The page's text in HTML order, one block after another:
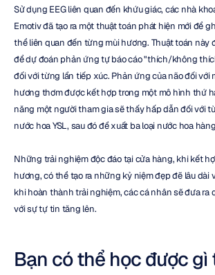
Sử dụng EEG liên quan đến khứu giác, các nhà
Emotiv đã tạo ra một thuật toán phát hiện mới để
thể liên quan đến từng mùi hương. Thuật toán này
để dự đoán phản ứng tự báo cáo "thích/không
đối với từng lần tiếp xúc. Phản ứng của não đối với
hương thơm được kết hợp trong một mô hình thứ
năng một người tham gia sẽ thấy hấp dẫn đối với
nước hoa YSL, sau đó đề xuất ba loại nước hoa
Những trải nghiệm độc đáo tại cửa hàng, khi kết
hương, có thể tạo ra những kỷ niệm đẹp đẽ lâu dài
khi hoàn thành trải nghiệm, các cá nhân sẽ đưa ra
với sự tự tin tăng lên.
Bạn có thể học được gì